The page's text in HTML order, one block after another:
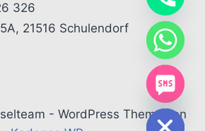
326
21516 Schulendorf
- WordPress Theme von
Hide
chaty